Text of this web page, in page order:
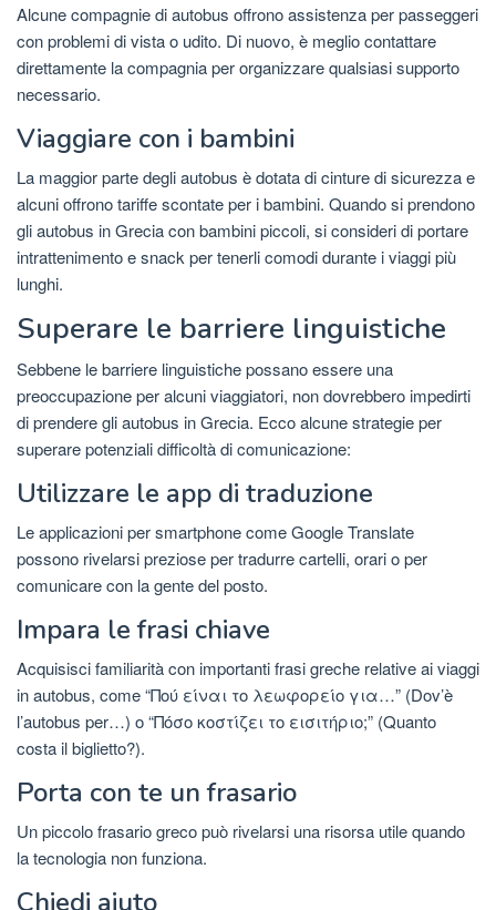
Alcune compagnie di autobus offrono assistenza per passeggeri
con problemi di vista o udito. Di nuovo, è meglio contattare
direttamente la compagnia per organizzare qualsiasi supporto
necessario.
Viaggiare con i bambini
La maggior parte degli autobus è dotata di cinture di sicurezza e
alcuni offrono tariffe scontate per i bambini. Quando si prendono
gli autobus in Grecia con bambini piccoli, si consideri di portare
intrattenimento e snack per tenerli comodi durante i viaggi più
lunghi.
Superare le barriere linguistiche
Sebbene le barriere linguistiche possano essere una
preoccupazione per alcuni viaggiatori, non dovrebbero impedirti
di prendere gli autobus in Grecia. Ecco alcune strategie per
superare potenziali difficoltà di comunicazione:
Utilizzare le app di traduzione
Le applicazioni per smartphone come Google Translate
possono rivelarsi preziose per tradurre cartelli, orari o per
comunicare con la gente del posto.
Impara le frasi chiave
Acquisisci familiarità con importanti frasi greche relative ai viaggi
in autobus, come “Πού είναι το λεωφορείο για…” (Dov’è
l’autobus per…) o “Πόσο κοστίζει το εισιτήριο;” (Quanto
costa il biglietto?).
Porta con te un frasario
Un piccolo frasario greco può rivelarsi una risorsa utile quando
la tecnologia non funziona.
Chiedi aiuto